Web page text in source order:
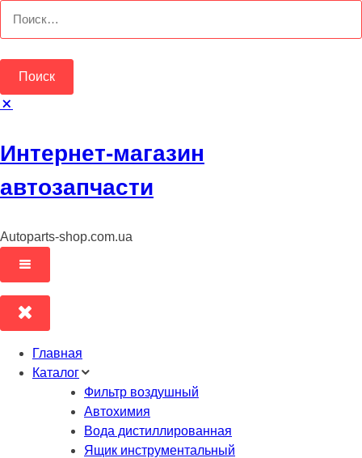
Интернет-магазин
автозапчасти
Autoparts-shop.com.ua
Главная
Каталог
Фильтр воздушный
Автохимия
Вода дистиллированная
Ящик инструментальный